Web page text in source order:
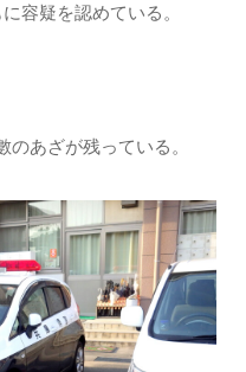
容疑を認めている。
あざが残っている。